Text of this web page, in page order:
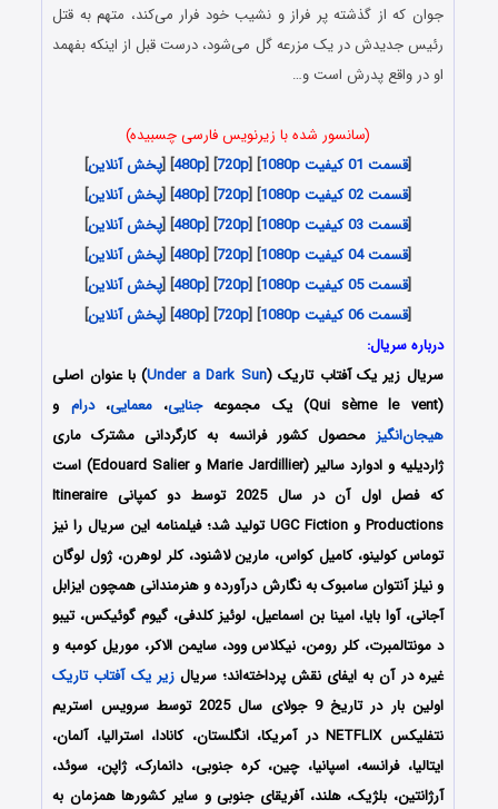
جوان که از گذشته‌ پر فراز و نشیب خود فرار می‌کند، متهم به قتل
رئیس جدیدش در یک مزرعه‌ گل می‌شود، درست قبل از اینکه بفهمد
او در واقع پدرش است و…
(سانسور شده با زیرنویس فارسی چسبیده)
[قسمت 01 کیفیت 1080p ] [
720p
] [
480p
] [پخش آنلاین]
[قسمت 02 کیفیت 1080p ] [
720p
] [
480p
] [پخش آنلاین]
[قسمت 03 کیفیت 1080p ] [
720p
] [
480p
] [پخش آنلاین]
[قسمت 04 کیفیت 1080p ] [
720p
] [
480p
] [پخش آنلاین]
[قسمت 05 کیفیت 1080p ] [
720p
] [
480p
] [پخش آنلاین]
[قسمت 06 کیفیت 1080p ] [
720p
] [
480p
] [پخش آنلاین]
درباره سریال:
سریال زیر یک آفتاب تاریک (Under a Dark Sun) با عنوان اصلی
(Qui sème le vent) یک مجموعه
جنایی،معمایی،درام و
هیجان‌انگیز محصول کشور فرانسه به کارگردانی مشترک ماری
ژاردیلیه و ادوارد سالیر (Marie Jardillier و Edouard Salier) است
که فصل اول آن در سال 2025 توسط دو کمپانی Itineraire
Productions و UGC Fiction تولید شد؛ فیلمنامه این سریال را نیز
توماس کولینو، کامیل کواس، مارین لاشنود، کلر لوهرن، ژول لوگان
و نیلز آنتوان سامبوکبه نگارش درآورده و هنرمندانی همچونایزابل
آجانی، آوا بایا، امینا بن اسماعیل، لوئیز کلدفی، گیوم گوئیکس، تیبو
د مونتالمبرت، کلر رومن، نیکلاس وود، سایمن الاکر، موریل کومبه و
غیره در آن به ایفای نقش پرداخته‌اند؛ سریالزیر یک آفتاب تاریک
اولین بار در تاریخ 9 جولای سال 2025 توسط سرویس استریم
نتفلیکس NETFLIX در آمریکا، انگلستان، کانادا، استرالیا، آلمان،
ایتالیا، فرانسه، اسپانیا، چین، کره جنوبی، دانمارک، ژاپن، سوئد،
آرژانتین، بلژیک، هلند، آفریقای جنوبی و سایر کشورها همزمان به